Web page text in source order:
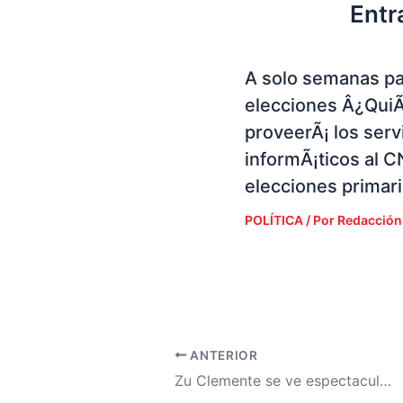
A solo semanas
elecciones
proveerÃ¡ los
informÃ¡ticos al
elecciones
POLÍTICA / Por Redacción
ANTERIOR
Zu Clemente se ve espectacular en traje de baÃ±o